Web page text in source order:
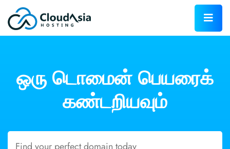
ஒரு டொமைன்பெயரைக்
கண்டறியவும்